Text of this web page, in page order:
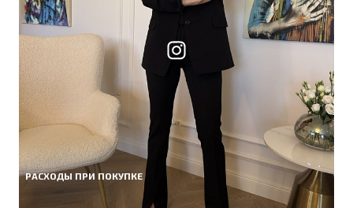
РАСХОДЫ ПРИ ПОКУПКЕ